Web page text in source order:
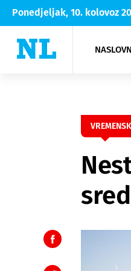
Ponedjeljak, 10. kolovoz